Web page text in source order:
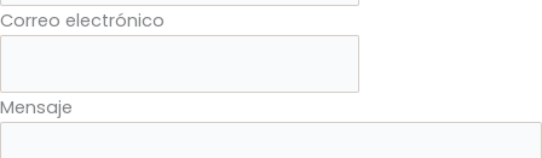
Correo electrónico
Mensaje